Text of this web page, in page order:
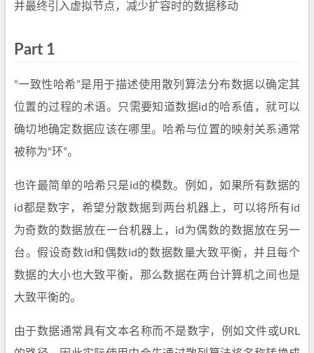
并最终引入虚拟节点，减少扩容时的数据移动
Part 1
“一致性哈希”是用于描述使用散列算法分布数据以确定其
位置的过程的术语。只需要知道数据id的哈系值，就可以
确切地确定数据应该在哪里。哈希与位置的映射关系通常
被称为“环”。
也许最简单的哈希只是id的模数。例如，如果所有数据的
id都是数字，希望分散数据到两台机器上，可以将所有id
为奇数的数据放在一台机器上，id为偶数的数据放在另一
台。假设奇数id和偶数id的数据数量大致平衡，并且每个
数据的大小也大致平衡，那么数据在两台计算机之间也是
大致平衡的。
由于数据通常具有文本名称而不是数字，例如文件或URL